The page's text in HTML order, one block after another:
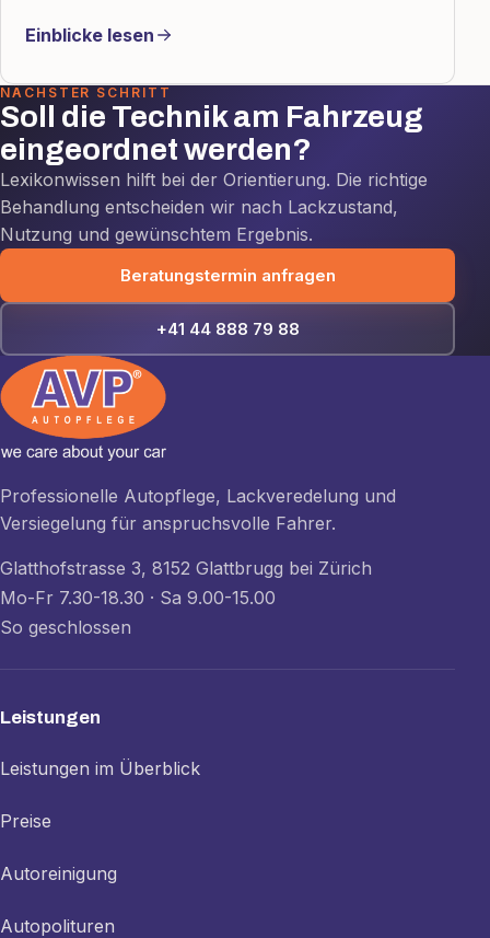
Einblicke lesen
NÄCHSTER SCHRITT
Soll die Technik am Fahrzeug
eingeordnet werden?
Lexikonwissen hilft bei der Orientierung. Die richtige
Behandlung entscheiden wir nach Lackzustand,
Nutzung und gewünschtem Ergebnis.
Beratungstermin anfragen
+41 44 888 79 88
Professionelle Autopflege, Lackveredelung und
Versiegelung für anspruchsvolle Fahrer.
Glatthofstrasse 3, 8152 Glattbrugg bei Zürich
Mo-Fr 7.30-18.30 · Sa 9.00-15.00
So geschlossen
Leistungen
Leistungen im Überblick
Preise
Autoreinigung
Autopolituren